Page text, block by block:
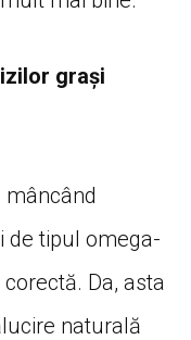
grași
mâncând
de tipul omega-
Da, asta
naturală